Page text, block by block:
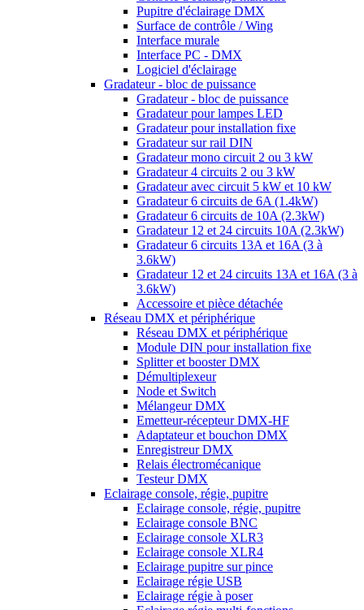
Pupitre d'éclairage DMX
Surface de contrôle / Wing
Interface murale
Interface PC - DMX
Logiciel d'éclairage
Gradateur - bloc de puissance
Gradateur - bloc de puissance
Gradateur pour lampes LED
Gradateur pour installation fixe
Gradateur sur rail DIN
Gradateur mono circuit 2 ou 3 kW
Gradateur 4 circuits 2 ou 3 kW
Gradateur avec circuit 5 kW et 10 kW
Gradateur 6 circuits de 6A (1.4kW)
Gradateur 6 circuits de 10A (2.3kW)
Gradateur 12 et 24 circuits 10A (2.3kW)
Gradateur 6 circuits 13A et 16A (3 à
3.6kW)
Gradateur 12 et 24 circuits 13A et 16A (3 à
3.6kW)
Accessoire et pièce détachée
Réseau DMX et périphérique
Réseau DMX et périphérique
Module DIN pour installation fixe
Splitter et booster DMX
Démultiplexeur
Node et Switch
Mélangeur DMX
Emetteur-récepteur DMX-HF
Adaptateur et bouchon DMX
Enregistreur DMX
Relais électromécanique
Testeur DMX
Eclairage console, régie, pupitre
Eclairage console, régie, pupitre
Eclairage console BNC
Eclairage console XLR3
Eclairage console XLR4
Eclairage pupitre sur pince
Eclairage régie USB
Eclairage régie à poser